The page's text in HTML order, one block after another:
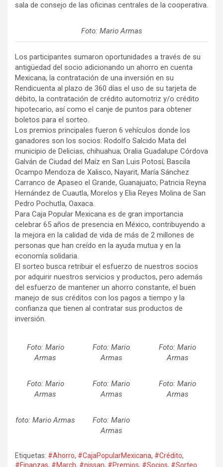
sala de consejo de las oficinas centrales de la cooperativa.
Foto: Mario Armas
Los participantes sumaron oportunidades a través de su
antigüedad del socio adicionando un ahorro en cuenta
Mexicana, la contratación de una inversión en su
Rendicuenta al plazo de 360 días el uso de su tarjeta de
débito, la contratación de crédito automotriz y/o crédito
hipotecario, así como el canje de puntos para obtener
boletos para el sorteo.
Los premios principales fueron 6 vehículos donde los
ganadores son los socios: Rodolfo Salcido Mata del
municipio de Delicias, chihuahua; Oralia Guadalupe Córdova
Galván de Ciudad del Maíz en San Luis Potosí; Bascila
Ocampo Mendoza de Xalisco, Nayarit, María Sánchez
Carranco de Apaseo el Grande, Guanajuato; Patricia Reyna
Hernández de Cuautla, Morelos y Elia Reyes Molina de San
Pedro Pochutla, Oaxaca.
Para Caja Popular Mexicana es de gran importancia
celebrar 65 años de presencia en México, contribuyendo a
la mejora en la calidad de vida de más de 2 millones de
personas que han creído en la ayuda mutua y en la
economía solidaria.
El sorteo busca retribuir el esfuerzo de nuestros socios
por adquirir nuestros servicios y productos, pero además
del esfuerzo de mantener un ahorro constante, el buen
manejo de sus créditos con los pagos a tiempo y la
confianza que tienen al contratar sus productos de
inversión.
Foto: Mario
Armas
Foto: Mario
Armas
Foto: Mario
Armas
Foto: Mario
Armas
Foto: Mario
Armas
Foto: Mario
Armas
foto: Mario Armas
Foto: Mario
Armas
Etiquetas: #Ahorro, #CajaPopularMexicana, #Crédito,
#Finanzas, #March, #nissan, #Premios, #Socios, #Sorteo